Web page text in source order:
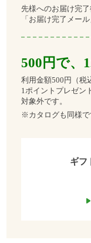
先様へのお届け完
「お届け完了メー
500円で、
利用金額500円（税
1ポイントプレゼン
対象外です。
※カタログも同様で
ギフ